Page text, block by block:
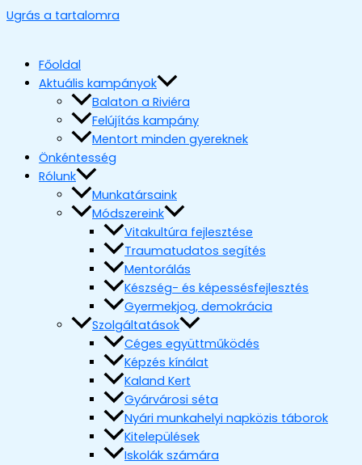
Ugrás a tartalomra
Főoldal
Aktuális kampányok
Balaton a Riviéra
Felújítás kampány
Mentort minden gyereknek
Önkéntesség
Rólunk
Munkatársaink
Módszereink
Vitakultúra fejlesztése
Traumatudatos segítés
Mentorálás
Készség- és képessésfejlesztés
Gyermekjog, demokrácia
Szolgáltatások
Céges együttműködés
Képzés kínálat
Kaland Kert
Gyárvárosi séta
Nyári munkahelyi napközis táborok
Kitelepülések
Iskolák számára